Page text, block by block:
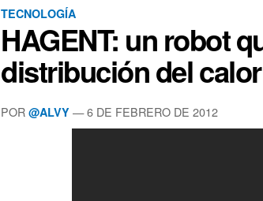
TECNOLOGÍA
HAGENT: un robot
distribución del
POR @ALVY — 6 DE FEBRERO DE 2012